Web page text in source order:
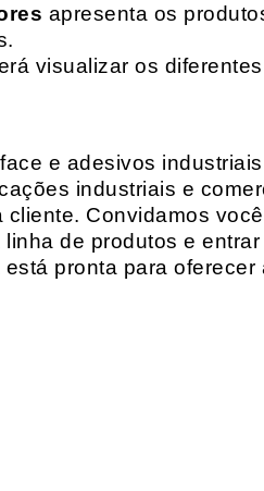
apresenta os
visualizar os
e adesivos
industriais e
Convidamos
de produtos e
pronta para